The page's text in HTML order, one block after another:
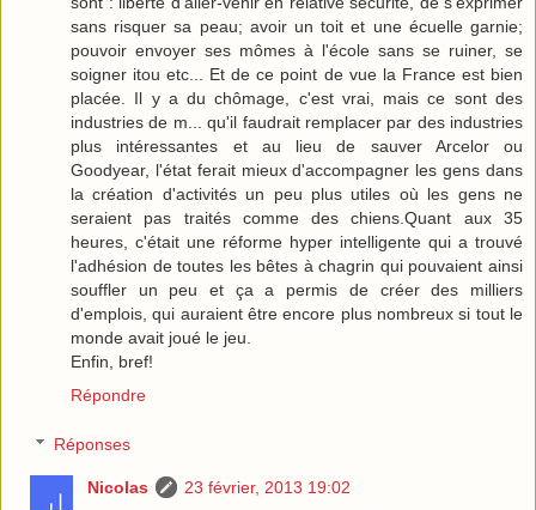
sans risquer sa peau; avoir un toit et une écuelle garnie;
pouvoir envoyer ses mômes à l'école sans se ruiner, se
soigner itou etc... Et de ce point de vue la France est bien
placée. Il y a du chômage, c'est vrai, mais ce sont des
industries de m... qu'il faudrait remplacer par des industries
plus intéressantes et au lieu de sauver Arcelor ou
Goodyear, l'état ferait mieux d'accompagner les gens dans
la création d'activités un peu plus utiles où les gens ne
seraient pas traités comme des chiens.Quant aux 35
heures, c'était une réforme hyper intelligente qui a trouvé
l'adhésion de toutes les bêtes à chagrin qui pouvaient ainsi
souffler un peu et ça a permis de créer des milliers
d'emplois, qui auraient être encore plus nombreux si tout le
monde avait joué le jeu.
Enfin, bref!
Répondre
Réponses
Nicolas
23 février, 2013 19:02